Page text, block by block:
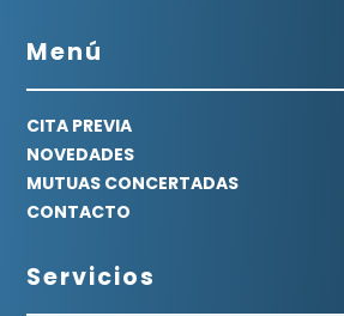
Menú
CITA PREVIA
NOVEDADES
MUTUAS CONCERTADAS
CONTACTO
Servicios